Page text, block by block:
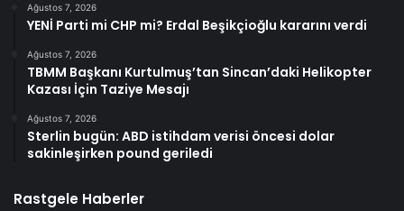
Ağustos 7, 2026
YENİ Parti mi CHP mi? Erdal Beşikçioğlu kararını verdi
Ağustos 7, 2026
TBMM Başkanı Kurtulmuş’tan Sincan’daki Helikopter
Kazası İçin Taziye Mesajı
Ağustos 7, 2026
Sterlin bugün: ABD istihdam verisi öncesi dolar
sakinleşirken pound geriledi
Rastgele Haberler